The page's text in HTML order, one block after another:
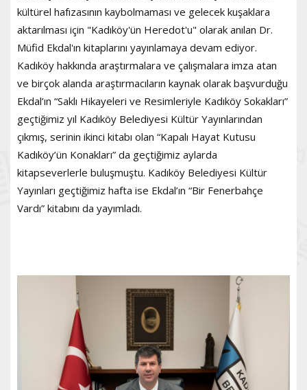
kültürel hafızasının kaybolmaması ve gelecek kuşaklara
aktarılması için "Kadıköy'ün Heredot'u" olarak anılan Dr.
Müfid Ekdal'ın kitaplarını yayınlamaya devam ediyor.
Kadıköy hakkında araştırmalara ve çalışmalara imza atan
ve birçok alanda araştırmacıların kaynak olarak başvurduğu
Ekdal’ın “Saklı Hikayeleri ve Resimleriyle Kadıköy Sokakları”
geçtiğimiz yıl Kadıköy Belediyesi Kültür Yayınlarından
çıkmış, serinin ikinci kitabı olan “Kapalı Hayat Kutusu
Kadıköy’ün Konakları” da geçtiğimiz aylarda
kitapseverlerle buluşmuştu. Kadıköy Belediyesi Kültür
Yayınları geçtiğimiz hafta ise Ekdal’ın “Bir Fenerbahçe
Vardı” kitabını da yayımladı.